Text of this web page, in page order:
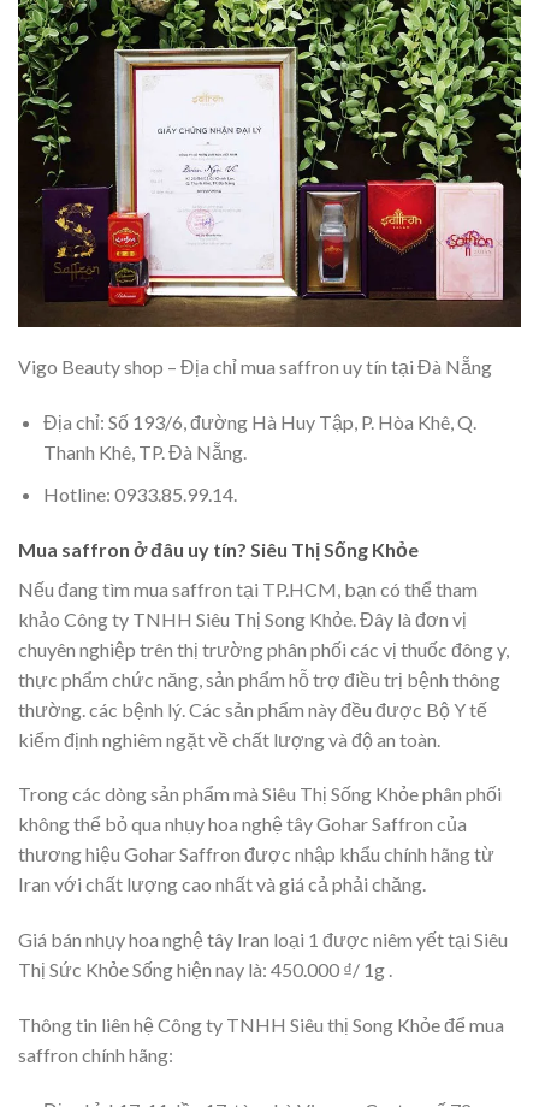
Vigo Beauty shop – Địa chỉ mua saffron uy tín tại Đà Nẵng
Địa chỉ: Số 193/6, đường Hà Huy Tập, P. Hòa Khê, Q.
Thanh Khê, TP. Đà Nẵng.
Hotline: 0933.85.99.14.
Mua saffron ở đâu uy tín? Siêu Thị Sống Khỏe
Nếu đang tìm mua saffron tại TP.HCM, bạn có thể tham
khảo Công ty TNHH Siêu Thị Song Khỏe. Đây là đơn vị
chuyên nghiệp trên thị trường phân phối các vị thuốc đông y,
thực phẩm chức năng, sản phẩm hỗ trợ điều trị bệnh thông
thường. các bệnh lý. Các sản phẩm này đều được Bộ Y tế
kiểm định nghiêm ngặt về chất lượng và độ an toàn.
Trong các dòng sản phẩm mà Siêu Thị Sống Khỏe phân phối
không thể bỏ qua nhụy hoa nghệ tây Gohar Saffron của
thương hiệu Gohar Saffron được nhập khẩu chính hãng từ
Iran với chất lượng cao nhất và giá cả phải chăng.
Giá bán nhụy hoa nghệ tây Iran loại 1 được niêm yết tại Siêu
Thị Sức Khỏe Sống hiện nay là: 450.000 ₫/ 1g .
Thông tin liên hệ Công ty TNHH Siêu thị Song Khỏe để mua
saffron chính hãng: